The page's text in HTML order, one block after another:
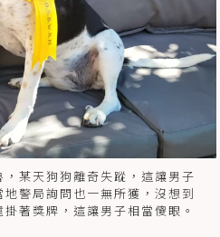
某天狗狗離奇失蹤，這讓男子
警局詢問也一無所獲，沒想到
著獎牌，這讓男子相當傻眼。